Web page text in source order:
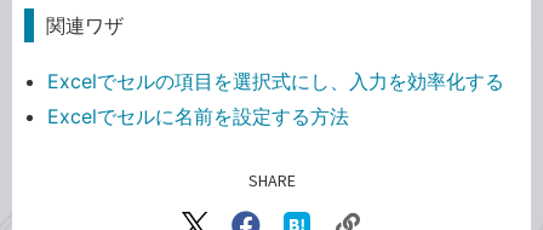
関連ワザ
Excelでセルの項目を選択式にし、入力を効率化する
Excelでセルに名前を設定する方法
SHARE